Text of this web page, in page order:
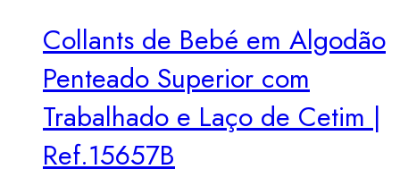
Collants de Bebé em Algodão
Penteado Superior com
Trabalhado e Laço de Cetim |
Ref.15657B